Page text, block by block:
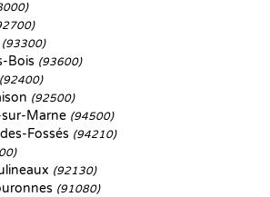
(93300)
Bois (93600)
(92400)
(92500)
Marne (94500)
Fossés (94210)
(92130)
(91080)